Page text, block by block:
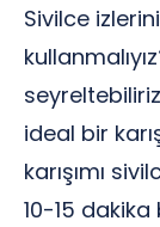
Sivilce
ideal bir
karışımı
10-15 dakika